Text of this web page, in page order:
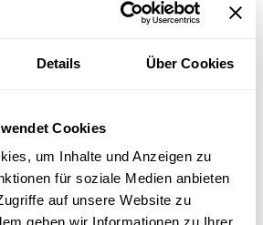
Details Über Cookies
Cookies
um Inhalte und Anzeigen zu
für soziale Medien anbieten
auf unsere Website zu
geben wir Informationen zu Ihrer
-17%
35,64€
AUSFÜHRUNG WÄHLEN
3 4 5 6 7 →